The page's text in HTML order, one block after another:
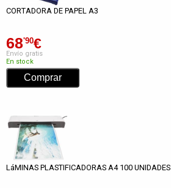
CORTADORA DE PAPEL A3
68'90€
Envío gratis
En stock
LáMINAS PLASTIFICADORAS A4 100 UNIDADES